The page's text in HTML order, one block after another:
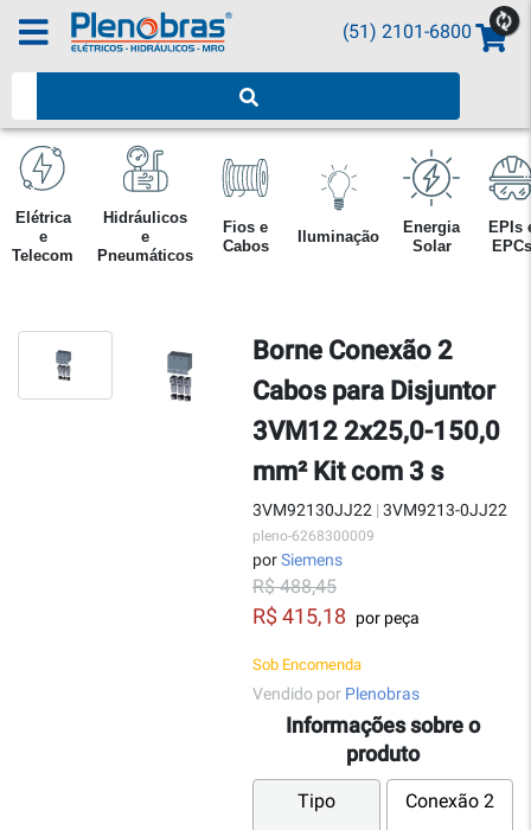
(51) 2101-6800
Elétrica
e
Telecom
Hidráulicos
e
Pneumáticos
Fios e
Cabos
Iluminação
Energia
Solar
EPIs
EPCs
Borne Conexão 2
Cabos para Disjuntor
3VM12 2x25,0-150,0
mm² Kit com 3 s
3VM92130JJ22 | 3VM9213-0JJ22
pleno-6268300009
porSiemens
R$ 488,45
R$ 415,18 por peça
Sob Encomenda
Vendido por Plenobras
Informações sobre o
produto
Tipo
Conexão 2